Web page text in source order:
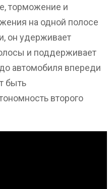
торможение и
на одной полосе
он удерживает
и поддерживает
автомобиля впереди
быть
второго